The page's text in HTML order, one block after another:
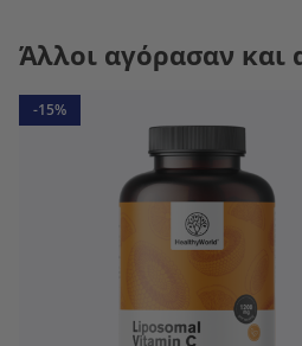
Άλλοι αγόρασαν και
-15%